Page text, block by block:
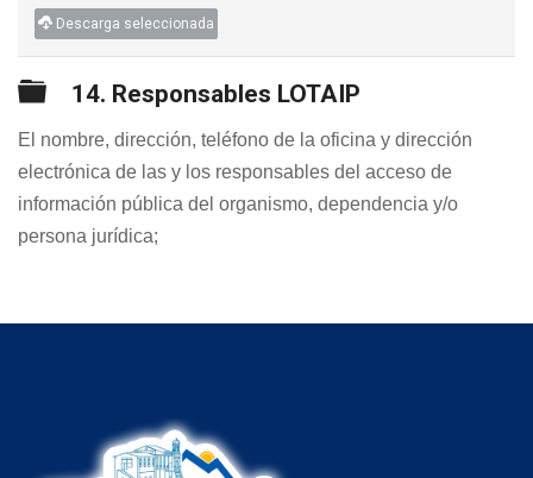
Descarga seleccionada
Carpeta
14. Responsables LOTAIP
El nombre, dirección, teléfono de la oficina y dirección
electrónica de las y los responsables del acceso de
información pública del organismo, dependencia y/o
persona jurídica;